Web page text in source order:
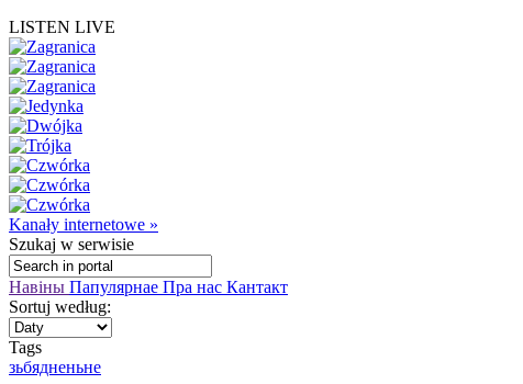
LISTEN LIVE
Kanały internetowe »
Szukaj w serwisie
Навіны Папулярнае Пра нас Кантакт
Sortuj według:
Tags
зьбядненьне